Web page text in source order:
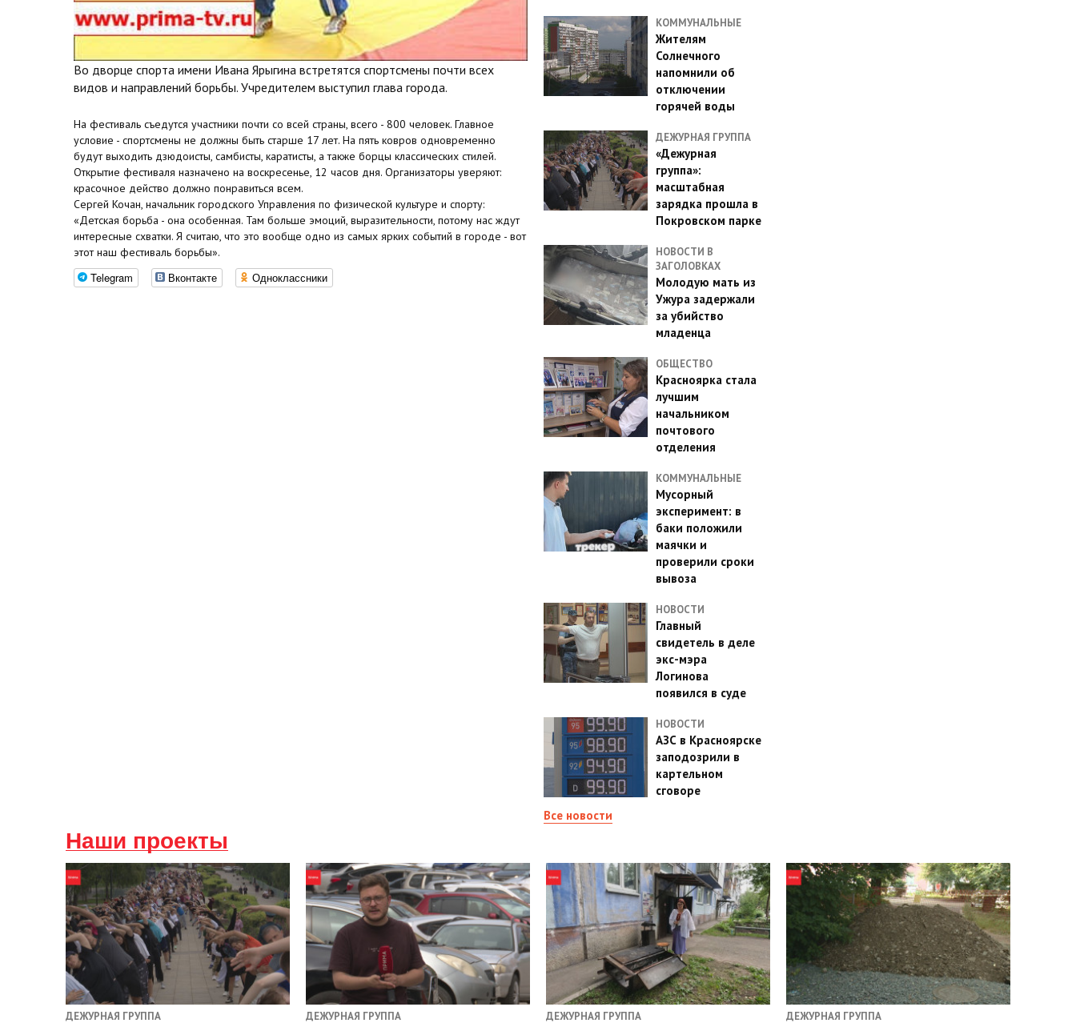
Во дворце спорта имени Ивана Ярыгина встретятся спортсмены почти всех
видов и направлений борьбы. Учредителем выступил глава города.
На фестиваль съедутся участники почти со всей страны, всего - 800 человек. Главное
условие - спортсмены не должны быть старше 17 лет. На пять ковров одновременно
будут выходить дзюдоисты, самбисты, каратисты, а также борцы классических стилей.
Открытие фестиваля назначено на воскресенье, 12 часов дня. Организаторы уверяют:
красочное действо должно понравиться всем.
Сергей Кочан, начальник городского Управления по физической культуре и спорту:
«Детская борьба - она особенная. Там больше эмоций, выразительности, потому нас ждут
интересные схватки. Я считаю, что это вообще одно из самых ярких событий в городе - вот
этот наш фестиваль борьбы».
Telegram Вконтакте Одноклассники
КОММУНАЛЬНЫЕ
Жителям
Солнечного
напомнили об
отключении
горячей воды
ДЕЖУРНАЯ ГРУППА
«Дежурная
группа»:
масштабная
зарядка прошла в
Покровском парке
НОВОСТИ В
ЗАГОЛОВКАХ
Молодую мать из
Ужура задержали
за убийство
младенца
ОБЩЕСТВО
Красноярка стала
лучшим
начальником
почтового
отделения
КОММУНАЛЬНЫЕ
Мусорный
эксперимент: в
баки положили
маячки и
проверили сроки
вывоза
НОВОСТИ
Главный
свидетель в деле
экс-мэра
Логинова
появился в суде
НОВОСТИ
АЗС в Красноярске
заподозрили в
картельном
сговоре
Все новости
Наши проекты
ДЕЖУРНАЯ ГРУППА ДЕЖУРНАЯ ГРУППА ДЕЖУРНАЯ ГРУППА ДЕЖУРНАЯ ГРУППА